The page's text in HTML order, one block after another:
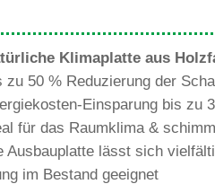
Kli­ma­platte aus
zu 50 % Redu­zie­rung der
Ein­spa­rung bis zu
für das Raum­klima &
Aus­bau­platte lässt sich
im Bestand geeignet